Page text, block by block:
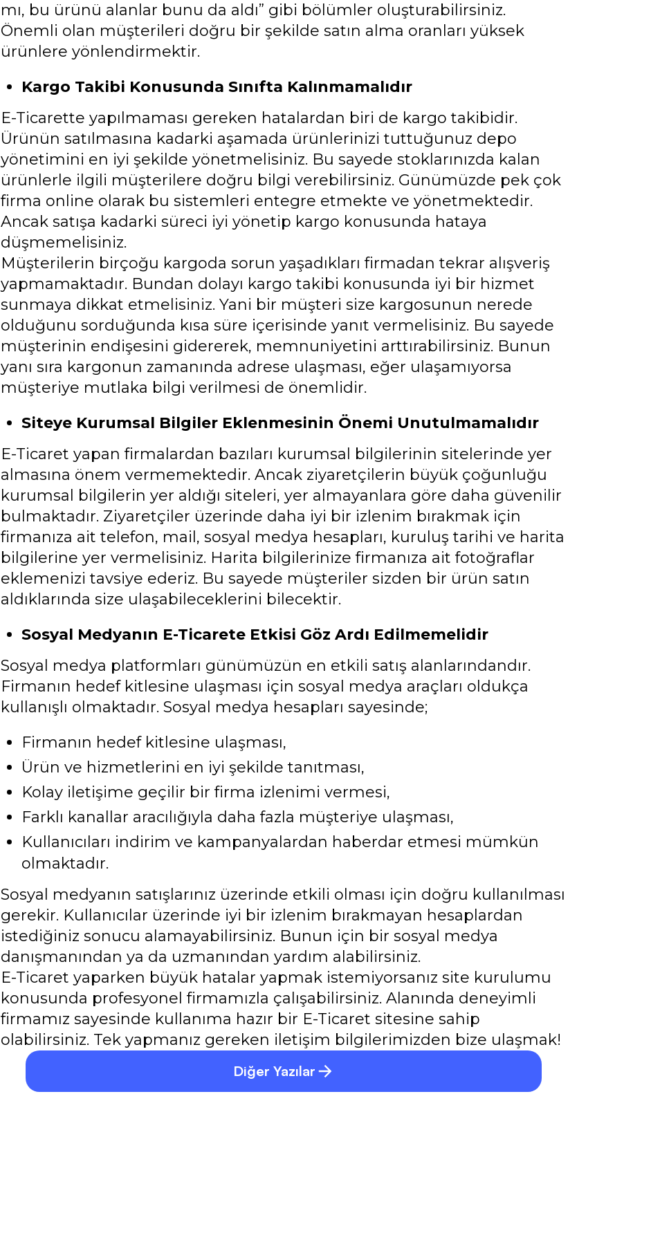
mı, bu ürünü alanlar bunu da aldı” gibi bölümler oluşturabilirsiniz.
Önemli olan müşterileri doğru bir şekilde satın alma oranları yüksek
ürünlere yönlendirmektir.
Kargo Takibi Konusunda Sınıfta Kalınmamalıdır
E-Ticarette yapılmaması gereken hatalardan biri de kargo takibidir.
Ürünün satılmasına kadarki aşamada ürünlerinizi tuttuğunuz depo
yönetimini en iyi şekilde yönetmelisiniz. Bu sayede stoklarınızda kalan
ürünlerle ilgili müşterilere doğru bilgi verebilirsiniz. Günümüzde pek çok
firma online olarak bu sistemleri entegre etmekte ve yönetmektedir.
Ancak satışa kadarki süreci iyi yönetip kargo konusunda hataya
düşmemelisiniz.
Müşterilerin birçoğu kargoda sorun yaşadıkları firmadan tekrar alışveriş
yapmamaktadır. Bundan dolayı kargo takibi konusunda iyi bir hizmet
sunmaya dikkat etmelisiniz. Yani bir müşteri size kargosunun nerede
olduğunu sorduğunda kısa süre içerisinde yanıt vermelisiniz. Bu sayede
müşterinin endişesini gidererek, memnuniyetini arttırabilirsiniz. Bunun
yanı sıra kargonun zamanında adrese ulaşması, eğer ulaşamıyorsa
müşteriye mutlaka bilgi verilmesi de önemlidir.
Siteye Kurumsal Bilgiler Eklenmesinin Önemi Unutulmamalıdır
E-Ticaret yapan firmalardan bazıları kurumsal bilgilerinin sitelerinde yer
almasına önem vermemektedir. Ancak ziyaretçilerin büyük çoğunluğu
kurumsal bilgilerin yer aldığı siteleri, yer almayanlara göre daha güvenilir
bulmaktadır. Ziyaretçiler üzerinde daha iyi bir izlenim bırakmak için
firmanıza ait telefon, mail, sosyal medya hesapları, kuruluş tarihi ve harita
bilgilerine yer vermelisiniz. Harita bilgilerinize firmanıza ait fotoğraflar
eklemenizi tavsiye ederiz. Bu sayede müşteriler sizden bir ürün satın
aldıklarında size ulaşabileceklerini bilecektir.
Sosyal Medyanın E-Ticarete Etkisi Göz Ardı Edilmemelidir
Sosyal medya platformları günümüzün en etkili satış alanlarındandır.
Firmanın hedef kitlesine ulaşması için sosyal medya araçları oldukça
kullanışlı olmaktadır. Sosyal medya hesapları sayesinde;
Firmanın hedef kitlesine ulaşması,
Ürün ve hizmetlerini en iyi şekilde tanıtması,
Kolay iletişime geçilir bir firma izlenimi vermesi,
Farklı kanallar aracılığıyla daha fazla müşteriye ulaşması,
Kullanıcıları indirim ve kampanyalardan haberdar etmesi mümkün
olmaktadır.
Sosyal medyanın satışlarınız üzerinde etkili olması için doğru kullanılması
gerekir. Kullanıcılar üzerinde iyi bir izlenim bırakmayan hesaplardan
istediğiniz sonucu alamayabilirsiniz. Bunun için bir sosyal medya
danışmanından ya da uzmanından yardım alabilirsiniz.
E-Ticaret yaparken büyük hatalar yapmak istemiyorsanız site kurulumu
konusunda profesyonel firmamızla çalışabilirsiniz. Alanında deneyimli
firmamız sayesinde kullanıma hazır bir E-Ticaret sitesine sahip
olabilirsiniz. Tek yapmanız gereken iletişim bilgilerimizden bize ulaşmak!
Diğer Yazılar